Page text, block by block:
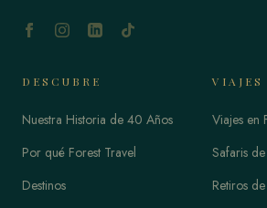
DESCUBRE
Nuestra Historia de 40 Años
Por qué Forest Travel
Destinos
VIAJES
Viajes en
Safaris
Retiros